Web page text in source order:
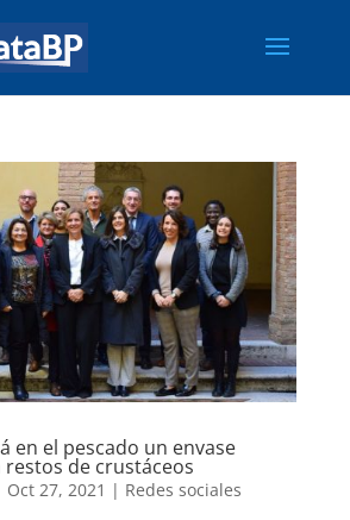
en el pescado un envase
de crustáceos
Oct 27, 2021 | Redes sociales